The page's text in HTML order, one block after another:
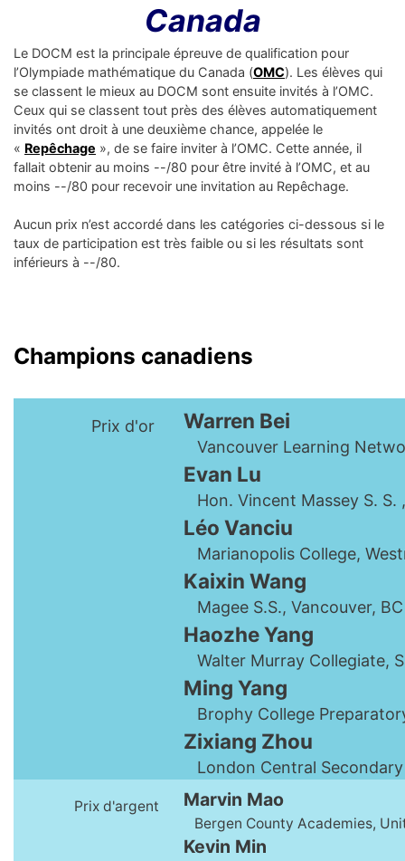
Canada
Le DOCM est la principale épreuve de qualification pour
l’Olympiade mathématique du Canada (OMC). Les élèves qui
se classent le mieux au DOCM sont ensuite invités à l’OMC.
Ceux qui se classent tout près des élèves automatiquement
invités ont droit à une deuxième chance, appelée le
« Repêchage », de se faire inviter à l’OMC. Cette année, il
fallait obtenir au moins --/80 pour être invité à l’OMC, et au
moins --/80 pour recevoir une invitation au Repêchage.
Aucun prix n’est accordé dans les catégories ci-dessous si le
taux de participation est très faible ou si les résultats sont
inférieurs à --/80.
Champions canadiens
Prix d'or Warren Bei
Vancouver Learning
Evan Lu
Hon. Vincent Massey S. S.
Léo Vanciu
Marianopolis College,
Kaixin Wang
Magee S.S., Vancouver, BC
Haozhe Yang
Walter Murray Collegiate,
Ming Yang
Brophy College
Zixiang Zhou
London Central
Prix d'argent Marvin Mao
Bergen County Academies,
Kevin Min